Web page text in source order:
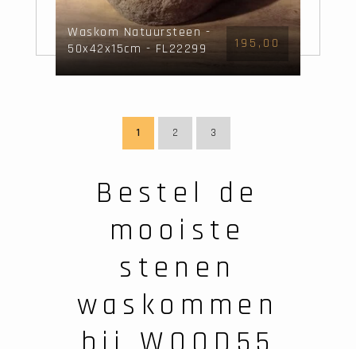
Waskom Natuursteen -
50x42x15cm - FL22299
195,00
1 2 3
Bestel de
mooiste
stenen
waskommen